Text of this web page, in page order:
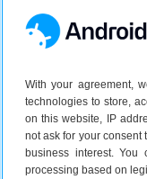
With your agreement,
technologies to store,
on this website, IP
not ask for your consent
business interest.
processing based on